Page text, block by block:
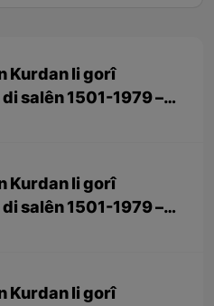
Kurdan li gorî
salên 1501-1979 –
Kurdan li gorî
salên 1501-1979 –
Kurdan li gorî